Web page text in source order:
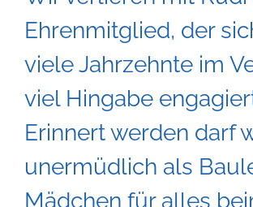
Ehrenmitglied, der
viele Jahrzehnte im
viel Hingabe
Erinnert werden darf
unermüdlich als
Mädchen für alles